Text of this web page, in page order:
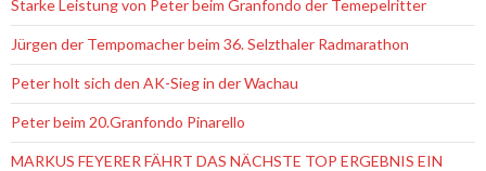
Starke Leistung von Peter beim Granfondo der Temepelritter
Jürgen der Tempomacher beim 36. Selzthaler Radmarathon
Peter holt sich den AK-Sieg in der Wachau
Peter beim 20.Granfondo Pinarello
MARKUS FEYERER FÄHRT DAS NÄCHSTE TOP ERGEBNIS EIN